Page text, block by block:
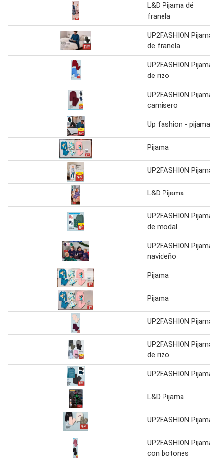
L&D Pijama dé
franela
UP2FASHION Pijama
de franela
UP2FASHION Pijama
de rizo
UP2FASHION Pijama
camisero
Up fashion - pijama
Pijama
UP2FASHION Pijama
L&D Pijama
UP2FASHION Pijama
de modal
UP2FASHION Pijama
navideño
Pijama
Pijama
UP2FASHION Pijama
UP2FASHION Pijama
de rizo
UP2FASHION Pijama
L&D Pijama
UP2FASHION Pijama
UP2FASHION Pijama
con botones